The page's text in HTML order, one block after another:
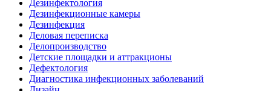
Дезинфектология
Дезинфекционные камеры
Дезинфекция
Деловая переписка
Делопроизводство
Детские площадки и аттракционы
Дефектология
Диагностика инфекционных заболеваний